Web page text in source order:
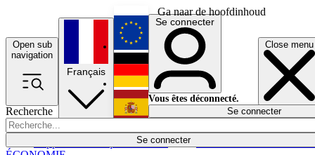
Ga naar de hoofdinhoud
Open sub
navigation
Close menu
Recherche
Se connecter
Économie
Français
English
Deutsch
Español
Se connecter
Vous êtes déconnecté.
Se connecter